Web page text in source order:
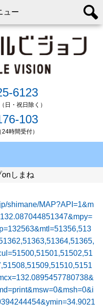
6123
日・祝日除く）
103
時間受付）
ュー
onしまね
shimane/MAP?API=1&m